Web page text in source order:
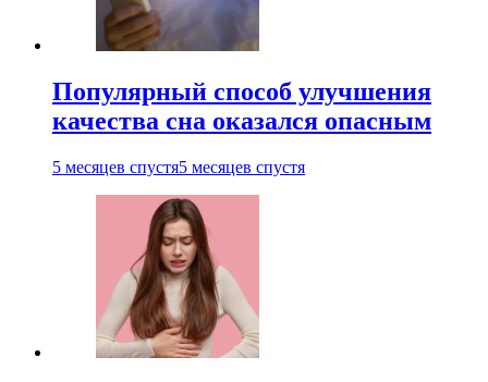
Популярный способ улучшения
качества сна оказался опасным
5 месяцев спустя5 месяцев спустя